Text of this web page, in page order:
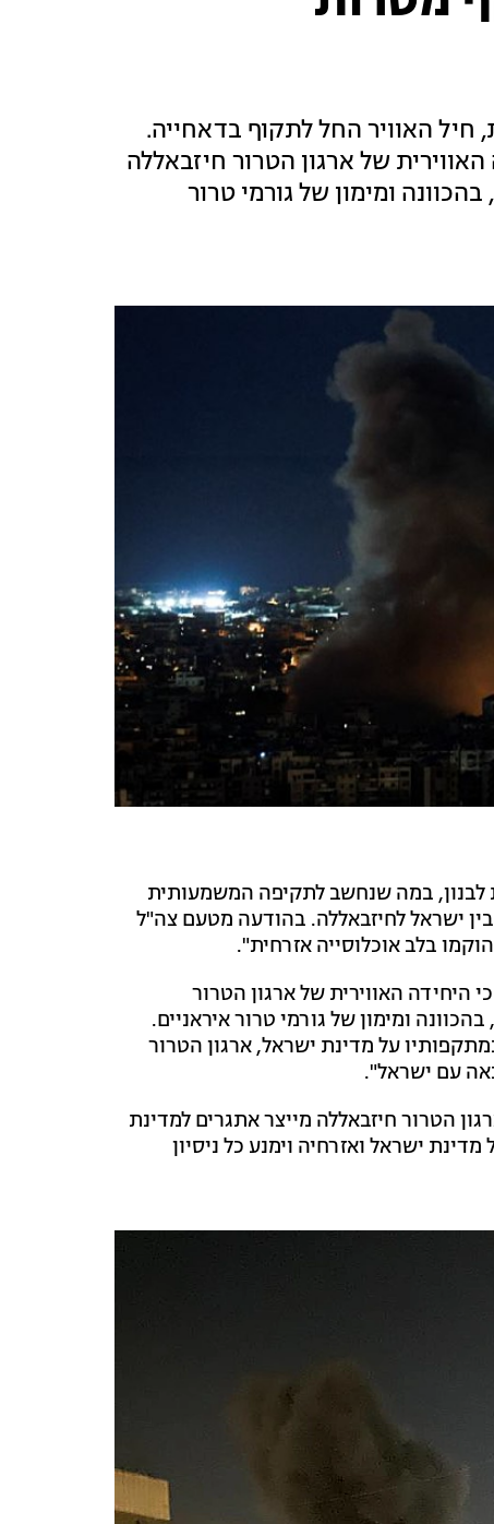
האוויר החל לתקוף בדאחייה.
של ארגון הטרור חיזבאללה
ומימון של גורמי טרור
לבנון, במה שנחשב לתקיפה המשמעותית
ישראל לחיזבאללה. בהודעה מטעם צה"ל
בלב אוכלוסייה אזרחית".
היחידה האווירית של ארגון הטרור
בהכוונה ומימון של גורמי טרור איראניים.
על מדינת ישראל, ארגון הטרור
עם ישראל".
הטרור חיזבאללה מייצר אתגרים למדינת
ישראל ואזרחיה וימנע כל ניסיון